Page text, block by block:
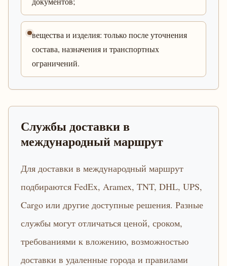
вещества и изделия: только после уточнения
состава, назначения и транспортных
ограничений.
Службы доставки в
международный маршрут
Для доставки в международный маршрут
подбираются FedEx, Aramex, TNT, DHL, UPS,
Cargo или другие доступные решения. Разные
службы могут отличаться ценой, сроком,
требованиями к вложению, возможностью
доставки в удаленные города и правилами